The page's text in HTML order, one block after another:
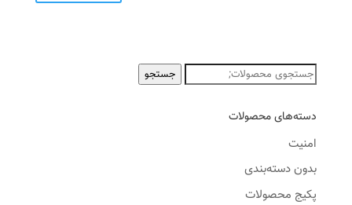
جستجو
جستجو
دسته‌های محصولات
امنیت
بدون دسته‌بندی
پکیج محصولات